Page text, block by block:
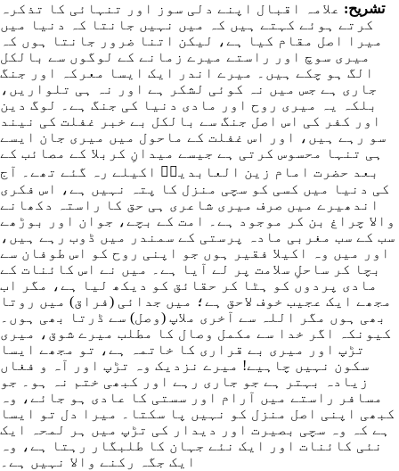
تشریح: علامہ اقبال اپنے دلی سوز اور تنہائی کا تذکرہ
کرتے ہوئے کہتے ہیں کہ میں نہیں جانتا کہ دنیا میں
میرا اصل مقام کیا ہے، لیکن اتنا ضرور جانتا ہوں کہ
میری سوچ اور راستے میرے زمانے کے لوگوں سے بالکل
الگ ہو چکے ہیں۔ میرے اندر ایک ایسا معرکہ اور جنگ
جاری ہے جس میں نہ کوئی لشکر ہے اور نہ ہی تلواریں،
بلکہ یہ میری روح اور مادی دنیا کی جنگ ہے۔ لوگ دین
اور کفر کی اس اصل جنگ سے بالکل بے خبر غفلت کی نیند
سو رہے ہیں، اور اس غفلت کے ماحول میں میری جان ایسے
ہی تنہا محسوس کرتی ہے جیسے میدانِ کربلا کے مصائب کے
بعد حضرت امام زین العابدینؑ اکیلے رہ گئے تھے۔ آج
کی دنیا میں کسی کو سچی منزل کا پتہ نہیں ہے، اس فکری
اندھیرے میں صرف میری شاعری ہی حق کا راستہ دکھانے
والا چراغ بن کر موجود ہے۔ امت کے بچے، جوان اور بوڑھے
سب کے سب مغربی مادہ پرستی کے سمندر میں ڈوب رہے ہیں،
اور میں وہ اکیلا فقیر ہوں جو اپنی روح کو اس طوفان سے
بچا کر ساحلِ سلامت پر لے آیا ہے۔ میں نے اس کائنات کے
مادی پردوں کو ہٹا کر حقائق کو دیکھ لیا ہے، مگر اب
مجھے ایک عجیب خوف لاحق ہے؛ میں جدائی (فراق) میں روتا
بھی ہوں مگر اللہ سے آخری ملاپ (وصل) سے ڈرتا بھی ہوں۔
کیونکہ اگر خدا سے مکمل وصال کا مطلب میرے شوق، میری
تڑپ اور میری بے قراری کا خاتمہ ہے، تو مجھے ایسا
سکون نہیں چاہیے! میرے نزدیک وہ تڑپ اور آہ و فغاں
زیادہ بہتر ہے جو جاری رہے اور کبھی ختم نہ ہو۔ جو
مسافر راستے میں آرام اور سستی کا عادی ہو جائے، وہ
کبھی اپنی اصل منزل کو نہیں پا سکتا۔ میرا دل تو ایسا
ہے کہ وہ سچی بصیرت اور دیدار کی تڑپ میں ہر لمحہ ایک
نئی کائنات اور ایک نئے جہان کا طلبگار رہتا ہے، وہ
ایک جگہ رکنے والا نہیں ہے۔